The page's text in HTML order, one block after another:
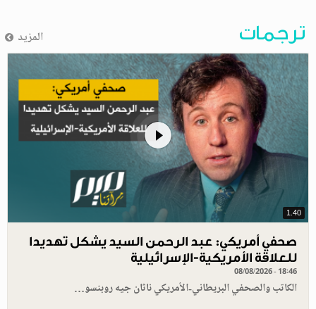
ترجمات المزيد
1.40
صحفي أمريكي: عبد الرحمن السيد يشكل تهديدا
للعلاقة الأمريكية-الإسرائيلية
08/08/2026 - 18:46
الكاتب والصحفي البريطاني-الأمريكي ناثان جيه روبنسو…